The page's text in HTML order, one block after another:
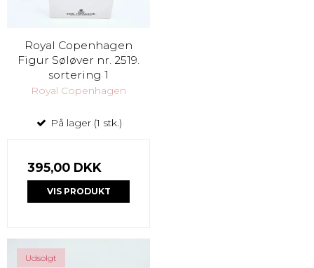
Royal Copenhagen
Figur Søløver nr. 2519.
sortering 1
Royal Copenhagen
På lager (1 stk.)
395,00 DKK
VIS PRODUKT
Udsolgt